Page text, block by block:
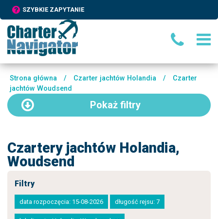
SZYBKIE ZAPYTANIE
Strona główna / Czarter jachtów Holandia /
Czarter
jachtów Woudsend
Pokaż filtry
Czartery jachtów Holandia,
Woudsend
Filtry
data rozpoczęcia: 15-08-2026 długość rejsu: 7